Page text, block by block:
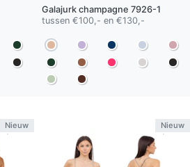
Galajurk champagne 7926-1
tussen €100,- en €130,-
Nieuw Nieuw